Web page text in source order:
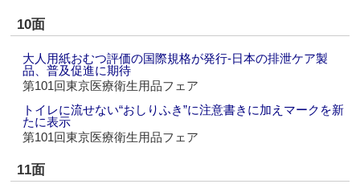
10面
大人用紙おむつ評価の国際規格が発行‐日本の排泄ケア製
品、普及促進に期待
第101回東京医療衛生用品フェア
トイレに流せない“おしりふき”に注意書きに加えマークを新
たに表示
第101回東京医療衛生用品フェア
11面